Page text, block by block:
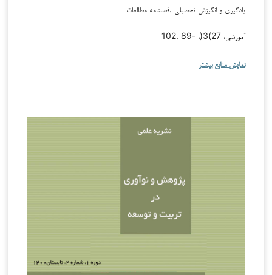
یادگیری و انگیزش تحصیلی .فصلنامه مطالعات
آموزشی، 27)3(، -89 .102
نمایش منابع بیشتر